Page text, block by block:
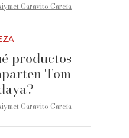
Garavito García
productos
Tom
Garavito García